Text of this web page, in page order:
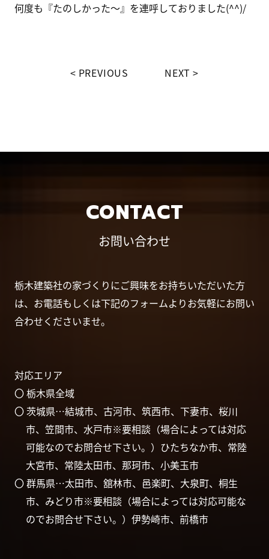
何度も『たのしかった～』を連呼しておりました(^^)/
PREVIOUS NEXT
CONTACT
お問い合わせ
栃木建築社の家づくりにご興味をお持ちいただいた方
は、お電話もしくは下記のフォームよりお気軽にお問い
合わせくださいませ。
対応エリア
〇 栃木県全域
〇 茨城県…結城市、古河市、筑西市、下妻市、桜川
市、笠間市、水戸市※要相談（場合によっては対応
可能なのでお問合せ下さい。）ひたちなか市、常陸
大宮市、常陸太田市、那珂市、小美玉市
〇 群馬県…太田市、舘林市、邑楽町、大泉町、桐生
市、みどり市※要相談（場合によっては対応可能な
のでお問合せ下さい。）伊勢崎市、前橋市